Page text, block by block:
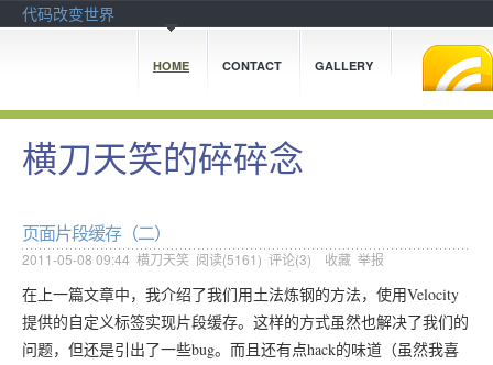
代码改变世界
HOME CONTACT GALLERY
横刀天笑的碎碎念
页面片段缓存（二）
2011-05-08 09:44 横刀天笑 阅读(5161) 评论(3) 收藏 举报
在上一篇文章中，我介绍了我们用土法炼钢的方法，使用Velocity
提供的自定义标签实现片段缓存。这样的方式虽然也解决了我们的
问题，但还是引出了一些bug。而且还有点hack的味道（虽然我喜